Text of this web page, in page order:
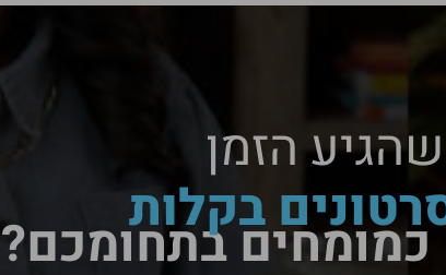
הזמן
בקלות
בתחומכם?